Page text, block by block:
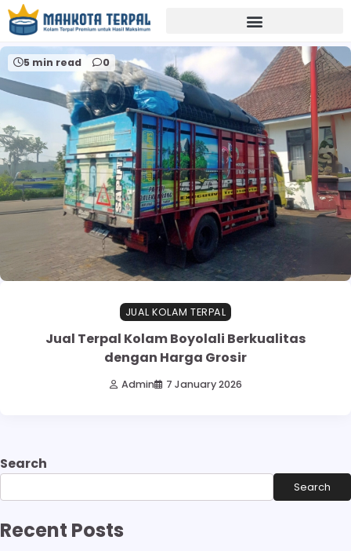
Home terpalmurahboyolali
5 min read 0
JUAL KOLAM TERPAL
Jual Terpal Kolam Boyolali Berkualitas
dengan Harga Grosir
Admin 7 January 2026
Search
Search
Recent Posts